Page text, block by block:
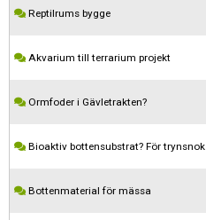
Reptilrums bygge
Akvarium till terrarium projekt
Ormfoder i Gävletrakten?
Bioaktiv bottensubstrat? För trynsnok
Bottenmaterial för mässa